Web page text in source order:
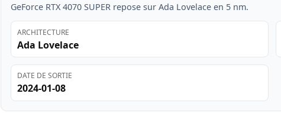
GeForce RTX 4070 SUPER repose sur Ada Lovelace en 5 nm.
ARCHITECTURE
Ada Lovelace
DATE DE SORTIE
2024-01-08